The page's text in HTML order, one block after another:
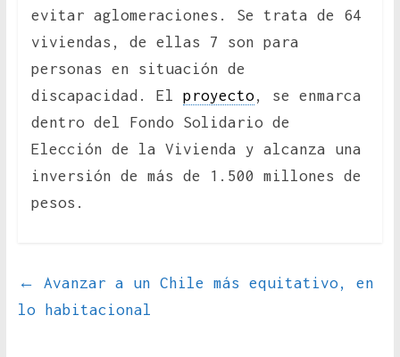
evitar aglomeraciones. Se trata de 64
viviendas, de ellas 7 son para
personas en situación de
discapacidad. El proyecto, se enmarca
dentro del Fondo Solidario de
Elección de la Vivienda y alcanza una
inversión de más de 1.500 millones de
pesos.
←
Avanzar a un Chile más equitativo, en
lo habitacional